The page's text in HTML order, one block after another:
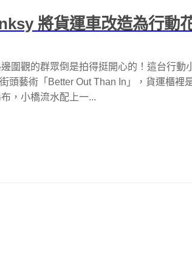
將貨運車改造為行動
圍觀的群眾倒是拍得挺開心的！這台行動
頭藝術「Better Out Than In」，貨運櫃裡
，小橋流水配上一...